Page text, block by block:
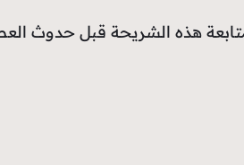
هذه الشريحة قبل حدوث